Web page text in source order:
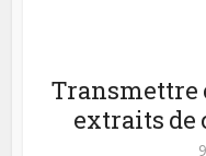
Transmettre
extraits de